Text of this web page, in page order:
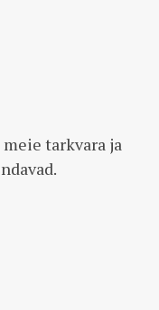
tarkvara ja